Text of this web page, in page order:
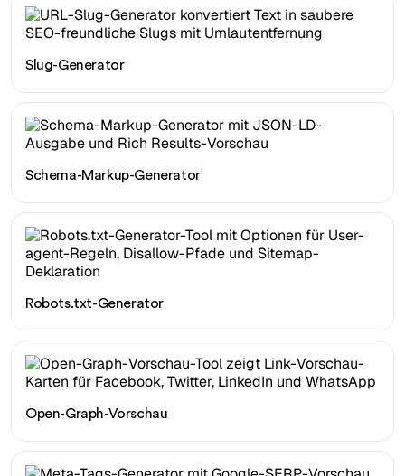
Slug-Generator
Schema-Markup-Generator
Robots.txt-Generator
Open-Graph-Vorschau